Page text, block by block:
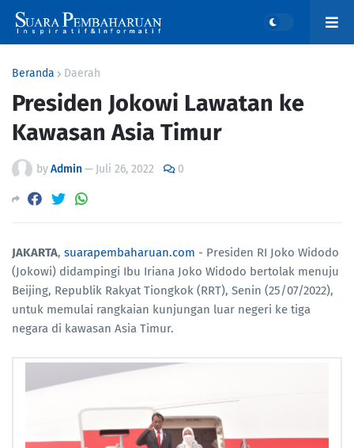
Beranda Daerah
Presiden Jokowi Lawatan ke
Kawasan Asia Timur
byAdmin— Juli 26, 2022 0
JAKARTA, suarapembaharuan.com - Presiden RI Joko Widodo
(Jokowi) didampingi Ibu Iriana Joko Widodo bertolak menuju
Beijing, Republik Rakyat Tiongkok (RRT), Senin (25/07/2022),
untuk memulai rangkaian kunjungan luar negeri ke tiga
negara di kawasan Asia Timur.